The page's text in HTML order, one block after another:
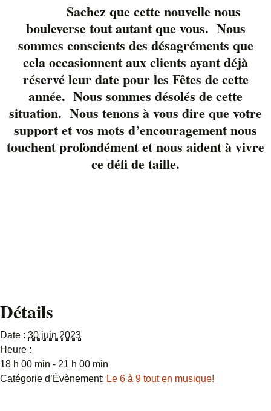
Un autre arrêt sur la
scène du Liverpool
pour Randy Mac.
Musicien de grand
talent qui vous offre
les grands classiques
du rock à sa manière.
Explosif, entraînant,
talentueux. Une belle
façon de débuter le
Détails
Date : 30 juin 2023
Heure :
18 h 00 min - 21 h 00 min
Catégorie d’Évènement: Le 6 à 9 tout en musique!
Sachez que cette nouvelle nous
bouleverse tout autant que vous. Nous
sommes conscients des désagréments que
cela occasionnent aux clients ayant déjà
réservé leur date pour les Fêtes de cette
année. Nous sommes désolés de cette
situation. Nous tenons à vous dire que votre
support et vos mots d’encouragement nous
touchent profondément et nous aident à vivre
ce défi de taille.